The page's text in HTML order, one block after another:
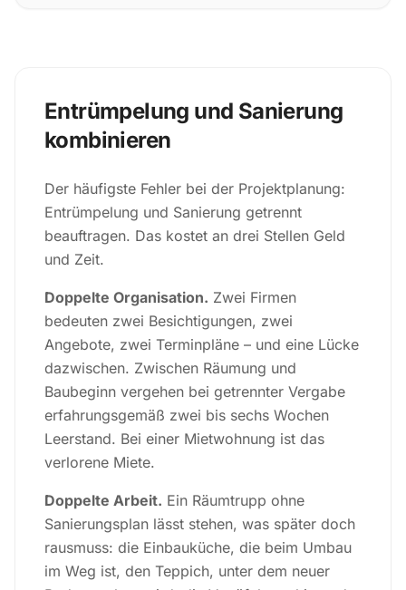
Entrümpelung und Sanierung
kombinieren
Der häufigste Fehler bei der Projektplanung:
Entrümpelung und Sanierung getrennt
beauftragen. Das kostet an drei Stellen Geld
und Zeit.
Doppelte Organisation. Zwei Firmen
bedeuten zwei Besichtigungen, zwei
Angebote, zwei Terminpläne – und eine Lücke
dazwischen. Zwischen Räumung und
Baubeginn vergehen bei getrennter Vergabe
erfahrungsgemäß zwei bis sechs Wochen
Leerstand. Bei einer Mietwohnung ist das
verlorene Miete.
Doppelte Arbeit. Ein Räumtrupp ohne
Sanierungsplan lässt stehen, was später doch
rausmuss: die Einbauküche, die beim Umbau
im Weg ist, den Teppich, unter dem neuer